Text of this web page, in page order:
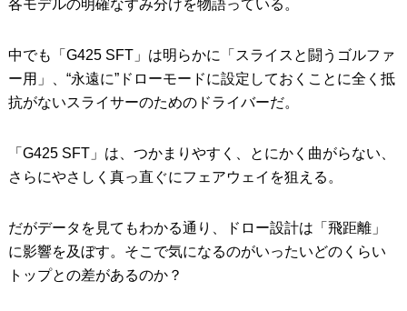
各モデルの明確なすみ分けを物語っている。
中でも「G425 SFT」は明らかに「スライスと闘うゴルファ
ー用」、“永遠に”ドローモードに設定しておくことに全く抵
抗がないスライサーのためのドライバーだ。
「G425 SFT」は、つかまりやすく、とにかく曲がらない、
さらにやさしく真っ直ぐにフェアウェイを狙える。
だがデータを見てもわかる通り、ドロー設計は「飛距離」
に影響を及ぼす。そこで気になるのがいったいどのくらい
トップとの差があるのか？